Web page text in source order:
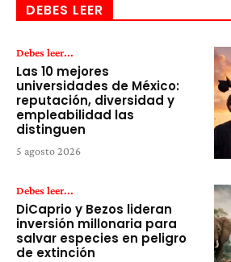
DEBES LEER
Debes leer...
Las 10 mejores
universidades de México:
reputación, diversidad y
empleabilidad las
distinguen
5 agosto 2026
Debes leer...
DiCaprio y Bezos lideran
inversión millonaria para
salvar especies en peligro
de extinción